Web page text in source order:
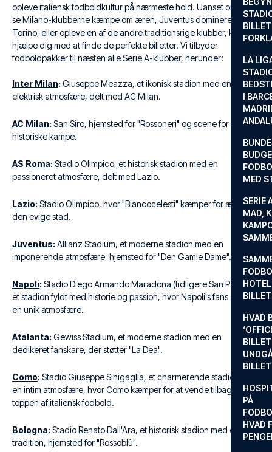
LA
I
MED
SERIE
MAD,
HVAD
PÅ
HVAD
opleve italiensk fodboldkultur på nærmeste hold. Uanset om du vil
se Milano-klubberne kæmpe om æren, Juventus dominere i
Torino, eller opleve en af de andre traditionsrige klubber, kan vi
hjælpe dig med at finde de perfekte billetter. Vi tilbyder
fodboldpakker til næsten alle Serie A-klubber, herunder:
Inter Milan: Giuseppe Meazza, et ikonisk stadion med en
elektrisk atmosfære, delt med AC Milan.
AC Milan: San Siro, hjemsted for "Rossoneri" og scene for utallige
historiske kampe.
AS Roma: Stadio Olimpico, et historisk stadion med en
passioneret atmosfære, delt med Lazio.
Lazio: Stadio Olimpico, hvor "Biancocelesti" kæmper for æren i
den evige stad.
Juventus: Allianz Stadium, et moderne stadion med en
imponerende atmosfære, hjemsted for "Den Gamle Dame".
Napoli: Stadio Diego Armando Maradona (tidligere San Paolo),
et stadion fyldt med historie og passion, hvor Napoli's fans skaber
en unik atmosfære.
Atalanta: Gewiss Stadium, et moderne stadion med en
dedikeret fanskare, der støtter "La Dea".
Como: Stadio Giuseppe Sinigaglia, et charmerende stadion med
en intim atmosfære, hvor Como kæmper for at vende tilbage til
toppen af italiensk fodbold.
Bologna: Stadio Renato Dall'Ara, et historisk stadion med en stolt
tradition, hjemsted for "Rossoblù".